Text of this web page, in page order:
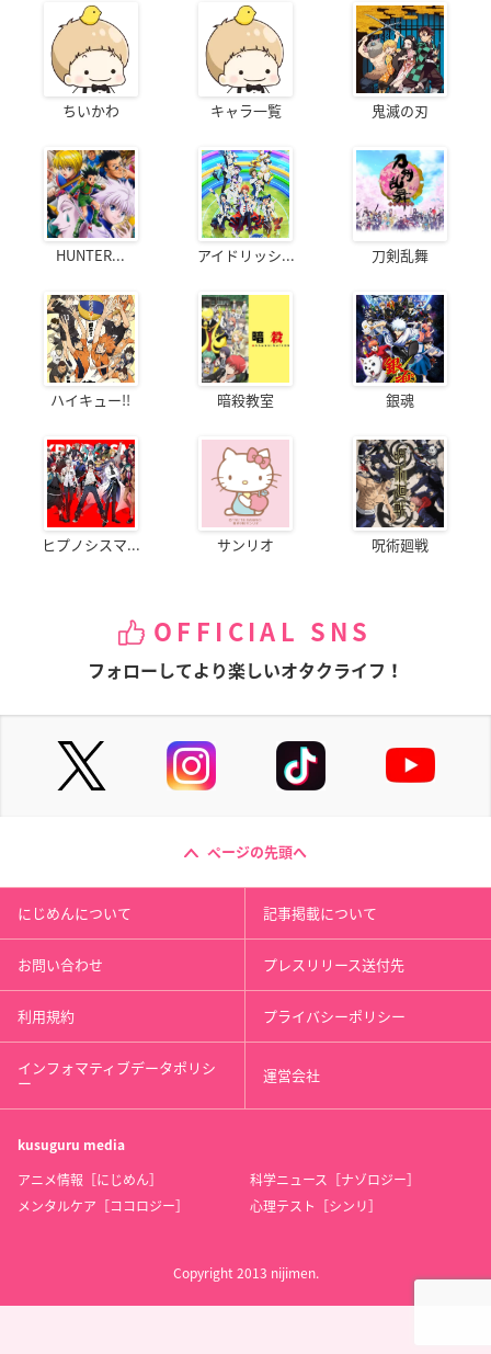
ちいかわ キャラ一覧 鬼滅の刃
HUNTER... アイドリッシ... 刀剣乱舞
ハイキュー!! 暗殺教室 銀魂
ヒプノシスマ... サンリオ 呪術廻戦
OFFICIAL SNS
フォローしてより楽しいオタクライフ！
ページの先頭へ
にじめんについて 記事掲載について
お問い合わせ プレスリリース送付先
利用規約 プライバシーポリシー
インフォマティブデータポリシ
ー 運営会社
kusuguru media
アニメ情報［にじめん］
科学ニュース［ナゾロジー］
メンタルケア［ココロジー］
心理テスト［シンリ］
Copyright 2013 nijimen.